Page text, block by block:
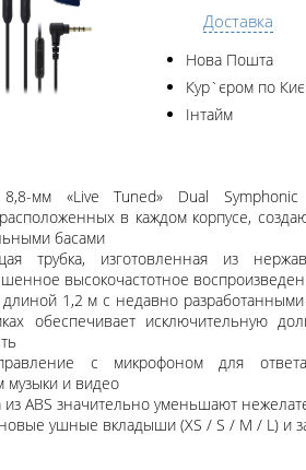
Доставка
Нова Пошта
Кур`єром по
Інтайм
мм «Live Tuned» Dual
в каждом корпусе,
басами
трубка, изготовленная из
высокочастотное
1,2 м с недавно
обеспечивает исключительную
с микрофоном для
музыки и видео
ABS значительно уменьшают
ушные вкладыши (XS / S / M / L) и